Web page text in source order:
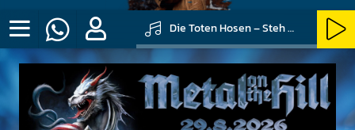
Die Toten Hosen – Steh Auf Wenn Du Am Boden Bist